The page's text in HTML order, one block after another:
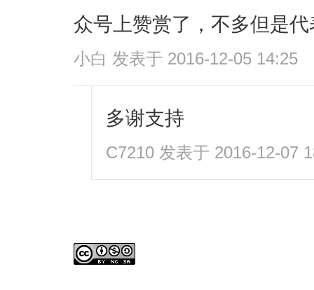
众号上赞赏了，不多但是
小白 发表于 2016-12-05 14:25
多谢支持
C7210 发表于 2016-12-07